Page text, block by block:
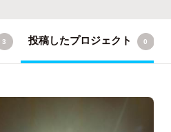
3 投稿したプロジェクト 0